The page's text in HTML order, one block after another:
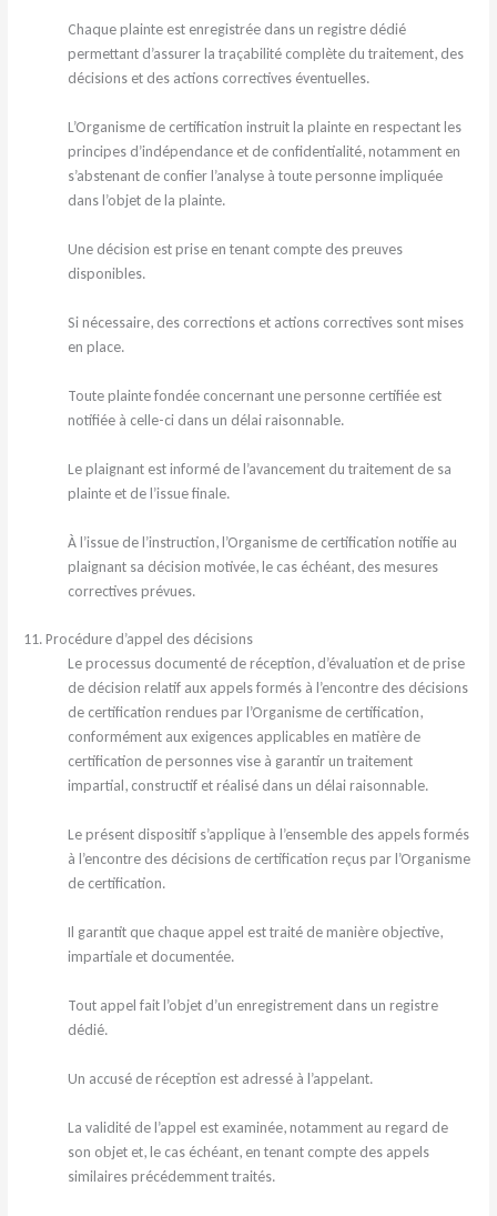
Chaque plainte est enregistrée dans un registre dédié
permettant d’assurer la traçabilité complète du traitement, des
décisions et des actions correctives éventuelles.
L’Organisme de certification instruit la plainte en respectant les
principes d’indépendance et de confidentialité, notamment en
s’abstenant de confier l’analyse à toute personne impliquée
dans l’objet de la plainte.
Une décision est prise en tenant compte des preuves
disponibles.
Si nécessaire, des corrections et actions correctives sont mises
en place.
Toute plainte fondée concernant une personne certifiée est
notifiée à celle-ci dans un délai raisonnable.
Le plaignant est informé de l’avancement du traitement de sa
plainte et de l’issue finale.
À l’issue de l’instruction, l’Organisme de certification notifie au
plaignant sa décision motivée, le cas échéant, des mesures
correctives prévues.
11. Procédure d’appel des décisions
Le processus documenté de réception, d’évaluation et de prise
de décision relatif aux appels formés à l’encontre des décisions
de certification rendues par l’Organisme de certification,
conformément aux exigences applicables en matière de
certification de personnes vise à garantir un traitement
impartial, constructif et réalisé dans un délai raisonnable.
Le présent dispositif s’applique à l’ensemble des appels formés
à l’encontre des décisions de certification reçus par l’Organisme
de certification.
Il garantit que chaque appel est traité de manière objective,
impartiale et documentée.
Tout appel fait l’objet d’un enregistrement dans un registre
dédié.
Un accusé de réception est adressé à l’appelant.
La validité de l’appel est examinée, notamment au regard de
son objet et, le cas échéant, en tenant compte des appels
similaires précédemment traités.